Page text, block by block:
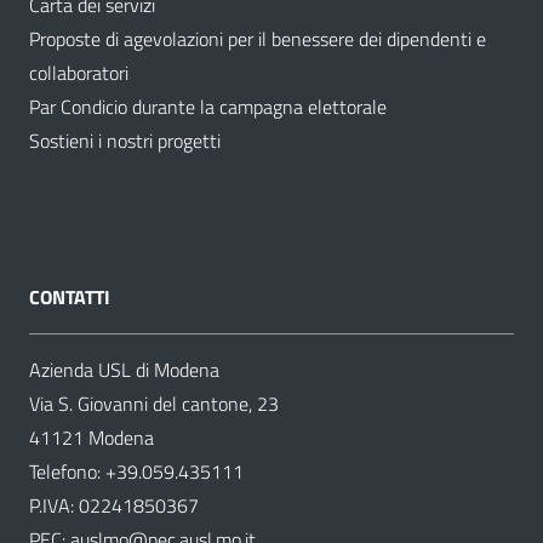
Proposte di agevolazioni per il benessere dei dipendenti e
collaboratori
Par Condicio durante la campagna elettorale
Sostieni i nostri progetti
CONTATTI
Azienda USL di Modena
Via S. Giovanni del cantone, 23
41121 Modena
Telefono: +39.059.435111
P.IVA: 02241850367